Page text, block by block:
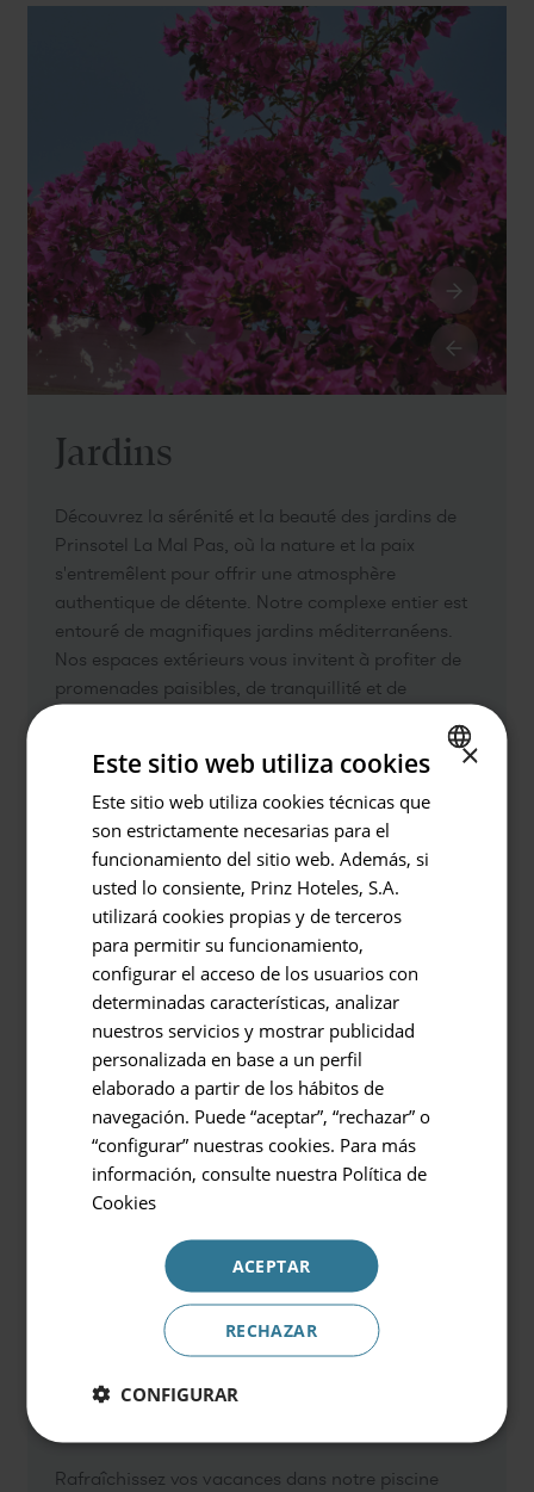
Retour à
Hôtel ou destination
Prinsotel Mal Pas - Adults Only
Entrée / Sortie
08.08.2026 - 09.08.2026
Occupation
2 personnes
Code promotionnel
Réserver
Jardins
Découvrez la sérénité et la beauté des jardins de
Prinsotel La Mal Pas, où la nature et la paix
s'entremêlent pour offrir une atmosphère
authentique de détente. Notre complexe entier est
entouré de magnifiques jardins méditerranéens.
Nos espaces extérieurs vous invitent à profiter de
promenades paisibles, de tranquillité et de
un équilibre parfait entre nature, design et confort,
vous permettant de vous détendre et de vous
déconnecter au maximum pendant vos vacances.
Rafraîchissez vos vacances dans notre piscine
SPANISH
×
Este sitio web utiliza cookies
Este sitio web utiliza cookies técnicas que
son estrictamente necesarias para el
funcionamiento del sitio web. Además, si
usted lo consiente, Prinz Hoteles, S.A.
utilizará cookies propias y de terceros
para permitir su funcionamiento,
configurar el acceso de los usuarios con
determinadas características, analizar
nuestros servicios y mostrar publicidad
personalizada en base a un perfil
elaborado a partir de los hábitos de
navegación. Puede “aceptar”, “rechazar” o
“configurar” nuestras cookies. Para más
información, consulte nuestra Política de
Cookies
ACEPTAR
RECHAZAR
CONFIGURAR